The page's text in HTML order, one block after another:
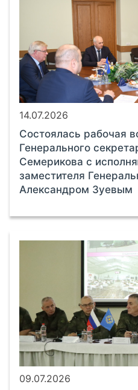
14.07.2026
Состоялась рабочая
Генерального
Семерикова с
заместителя
Александром Зуевым
09.07.2026